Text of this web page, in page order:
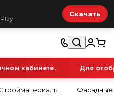
Скачать
кабинете. Для
Стройматериалы Фасадные